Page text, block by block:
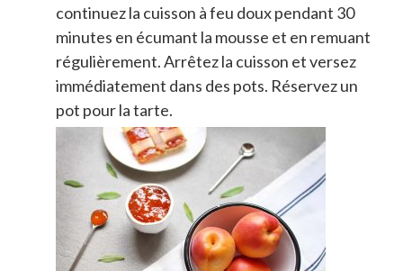
continuez la cuisson à feu doux pendant 30
minutes en écumant la mousse et en remuant
régulièrement. Arrêtez la cuisson et versez
immédiatement dans des pots. Réservez un
pot pour la tarte.